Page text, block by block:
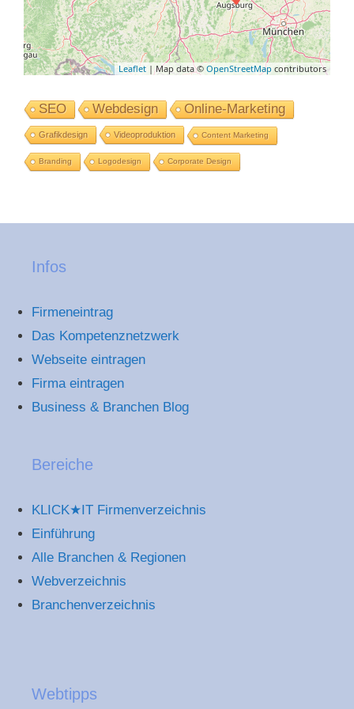
Leaflet | Map data © OpenStreetMap contributors
SEO Webdesign Online-Marketing
Grafikdesign Videoproduktion Content Marketing
Branding Logodesign Corporate Design
Infos
Firmeneintrag
Das Kompetenznetzwerk
Webseite eintragen
Firma eintragen
Business & Branchen Blog
Bereiche
KLICK★IT Firmenverzeichnis
Einführung
Alle Branchen & Regionen
Webverzeichnis
Branchenverzeichnis
Webtipps